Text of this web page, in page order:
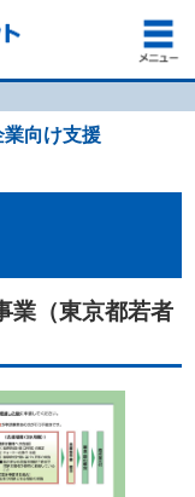
業向け支援
業（東京都若者